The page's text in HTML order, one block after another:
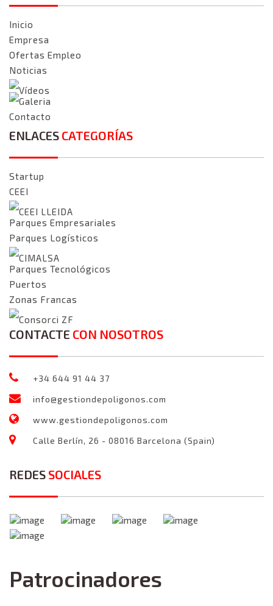
Inicio
Empresa
Ofertas Empleo
Noticias
Vídeos
Galeria
Contacto
ENLACES CATEGORÍAS
Startup
CEEI
CEEI LLEIDA
Parques Empresariales
Parques Logísticos
CIMALSA
Parques Tecnológicos
Puertos
Zonas Francas
Consorci ZF
CONTACTE CON NOSOTROS
+34 644 91 44 37
info@gestiondepoligonos.com
www.gestiondepoligonos.com
Calle Berlín, 26 - 08016 Barcelona (Spain)
REDES SOCIALES
Patrocinadores